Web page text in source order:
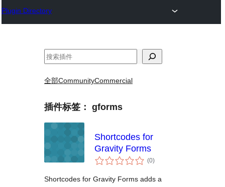
Plugin Directory
搜
全部CommunityCommercial
插件标签： gforms
Shortcodes for
Gravity Forms
(0总
评)
Shortcodes for Gravity Forms adds a